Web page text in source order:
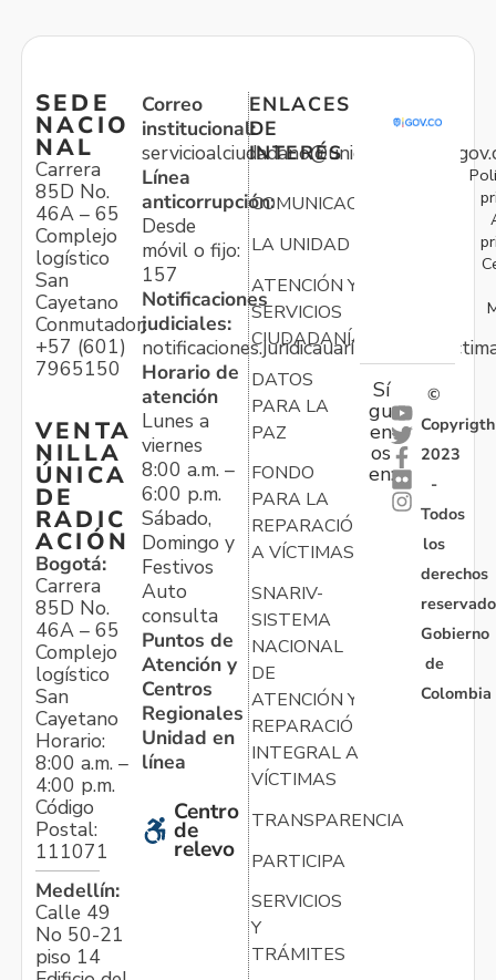
SEDE
NACIO
NAL
Carrera
85D No.
46A – 65
Complejo
logístico
San
Cayetano
Conmutador:
+57 (601)
7965150
VENTA
NILLA
ÚNICA
DE
RADIC
ACIÓN
Bogotá:
Carrera
85D No.
46A – 65
Complejo
logístico
San
Cayetano
Horario:
8:00 a.m. –
4:00 p.m.
Código
Postal:
111071
Medellín:
Calle 49
No 50-21
piso 14
Correo
institucional:
Línea
anticorrupción:
Desde
móvil o fijo:
157
Notificaciones
judiciales:
Horario de
atención
Lunes a
viernes
8:00 a.m. –
6:00 p.m.
Sábado,
Domingo y
Festivos
Auto
consulta
Puntos de
Atención y
Centros
Regionales
Unidad en
línea
Centro
de
relevo
ENLACES
DE
INTERÉS
COMUNICACIONES
LA UNIDAD
ATENCIÓN Y
SERVICIOS
CIUDADANÍA
DATOS
PARA LA
PAZ
FONDO
PARA LA
REPARACIÓN
A VÍCTIMAS
SNARIV-
SISTEMA
NACIONAL
DE
ATENCIÓN Y
REPARACIÓN
INTEGRAL A
VÍCTIMAS
TRANSPARENCIA
PARTICIPA
SERVICIOS
Y
TRÁMITES
Sí
gu
en
os
en:
©
Copyrigth
2023
-
Todos
los
derechos
Gobierno
de
Colombia